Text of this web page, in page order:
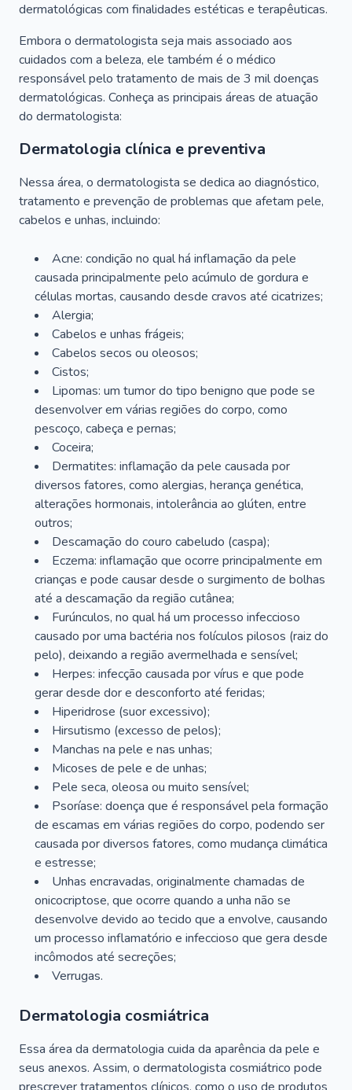
dermatológicas com finalidades estéticas e terapêuticas.
Embora o dermatologista seja mais associado aos
cuidados com a beleza, ele também é o médico
responsável pelo tratamento de mais de 3 mil doenças
dermatológicas. Conheça as principais áreas de atuação
do dermatologista:
Dermatologia clínica e preventiva
Nessa área, o dermatologista se dedica ao diagnóstico,
tratamento e prevenção de problemas que afetam pele,
cabelos e unhas, incluindo:
Acne: condição no qual há inflamação da pele
causada principalmente pelo acúmulo de gordura e
células mortas, causando desde cravos até cicatrizes;
Alergia;
Cabelos e unhas frágeis;
Cabelos secos ou oleosos;
Cistos;
Lipomas: um tumor do tipo benigno que pode se
desenvolver em várias regiões do corpo, como
pescoço, cabeça e pernas;
Coceira;
Dermatites: inflamação da pele causada por
diversos fatores, como alergias, herança genética,
alterações hormonais, intolerância ao glúten, entre
outros;
Descamação do couro cabeludo (caspa);
Eczema: inflamação que ocorre principalmente em
crianças e pode causar desde o surgimento de bolhas
até a descamação da região cutânea;
Furúnculos, no qual há um processo infeccioso
causado por uma bactéria nos folículos pilosos (raiz do
pelo), deixando a região avermelhada e sensível;
Herpes: infecção causada por vírus e que pode
gerar desde dor e desconforto até feridas;
Hiperidrose (suor excessivo);
Hirsutismo (excesso de pelos);
Manchas na pele e nas unhas;
Micoses de pele e de unhas;
Pele seca, oleosa ou muito sensível;
Psoríase: doença que é responsável pela formação
de escamas em várias regiões do corpo, podendo ser
causada por diversos fatores, como mudança climática
e estresse;
Unhas encravadas, originalmente chamadas de
onicocriptose, que ocorre quando a unha não se
desenvolve devido ao tecido que a envolve, causando
um processo inflamatório e infeccioso que gera desde
incômodos até secreções;
Verrugas.
Dermatologia cosmiátrica
Essa área da dermatologia cuida da aparência da pele e
seus anexos. Assim, o dermatologista cosmiátrico pode